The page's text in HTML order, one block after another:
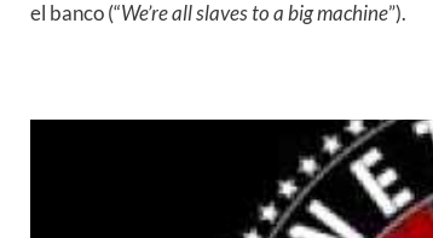
el banco (“We’re all slaves to a big machine”).